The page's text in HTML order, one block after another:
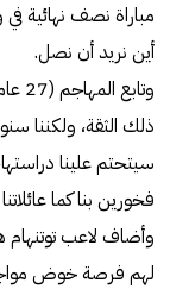
مباراة نصف نهائية
أين نريد أن نصل.
ذلك الثقة، ولكننا
فخورين بنا كما
وأضاف لاعب توتنهام
لهم فرصة خوض